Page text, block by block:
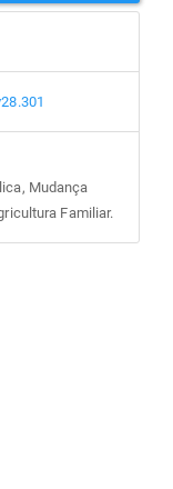
Mudança
Familiar.